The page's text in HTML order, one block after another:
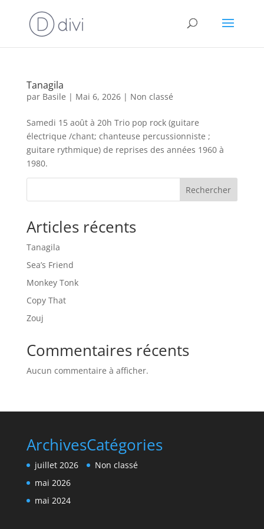
Tanagila
par Basile | Mai 6, 2026| Non classé
Samedi 15 août à 20h Trio pop rock (guitare
électrique /chant; chanteuse percussionniste ;
guitare rythmique) de reprises des années 1960 à
1980.
Rechercher
Articles récents
Tanagila
Sea’s Friend
Monkey Tonk
Copy That
Zouj
Commentaires récents
Aucun commentaire à afficher.
Archives
juillet 2026
mai 2026
mai 2024
Catégories
Non classé